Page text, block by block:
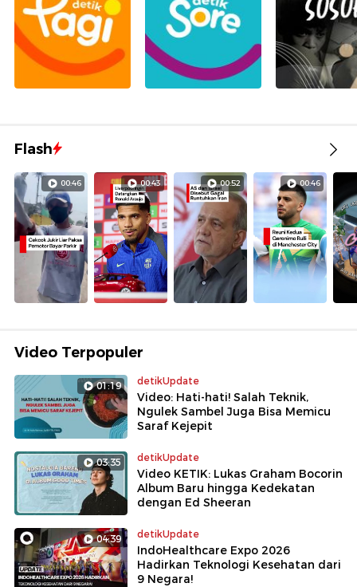
Flash
00:46 00:43 00:52 00:46
Video Terpopuler
01:19 detikUpdate
Video: Hati-hati! Salah Teknik,
Ngulek Sambel Juga Bisa Memicu
Saraf Kejepit
03:35 detikUpdate
Video KETIK: Lukas Graham Bocorin
Album Baru hingga Kedekatan
dengan Ed Sheeran
04:39 detikUpdate
IndoHealthcare Expo 2026
Hadirkan Teknologi Kesehatan dari
9 Negara!